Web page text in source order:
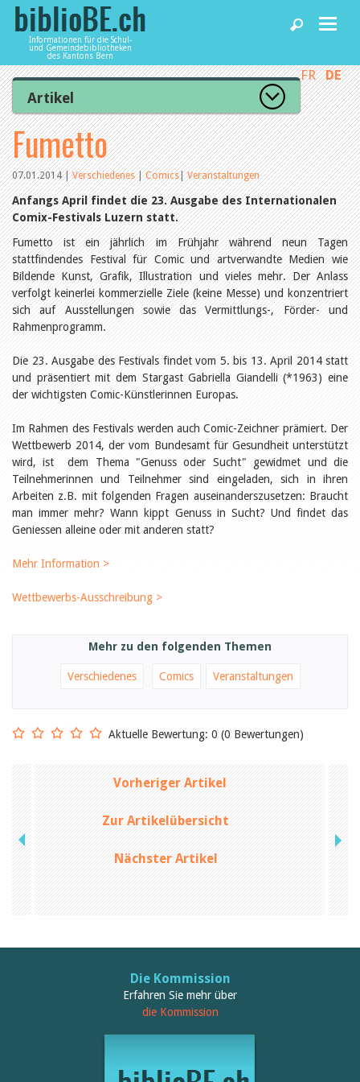
Informationen für die Schul-
und Gemeindebibliotheken
des Kantons Bern
Home
News und Fachbeiträge
Bibliotheken
Agenda
Dienstleistungen
biblioBE nutzen
FR DE
Artikel
Zur Artikelübersicht
Lesenswert
Gut bewertet
Kategorien
Aus dem Amt für Kultur
Aus der Kommission
Aus den Bibliotheken
Organisation
Raum und Infrastruktur
Bestand
Benutzung
Finanzen
Personal
Qualitätsmanagement
Öffentlichkeitsarbeit
Leseförderung
Aus aller Welt
Lesetipps
Tags
Aus- und Weiterbildung
Veranstaltungen
Kinder- und Jugendmedien
Bibliothek und Schule
Bibliotheksförderung
Einmalige Beiträge
Bibliosuisse
Alle Tags
Birgit Libiszewski
Sandra Dettwyler
Sibylle Birrer
Javier Lopez
Céline Graf
Felicitas Isler
Andrea Grichting
Therese von Weissenfluh
Nicole Rothen
Manuela Nyffeler-Lanker
Alle Autoren
Fumetto
07.01.2014|Verschiedenes|Comics|Veranstaltungen
Anfangs April findet die 23. Ausgabe des Internationalen
Comix-Festivals Luzern statt.
Fumetto ist ein jährlich im Frühjahr während neun Tagen
stattfindendes Festival für Comic und artverwandte Medien wie
Bildende Kunst, Grafik, Illustration und vieles mehr. Der Anlass
verfolgt keinerlei kommerzielle Ziele (keine Messe) und konzentriert
sich auf Ausstellungen sowie das Vermittlungs-, Förder- und
Rahmenprogramm.
Die 23. Ausgabe des Festivals findet vom 5. bis 13. April 2014 statt
und präsentiert mit dem Stargast Gabriella Giandelli (*1963) eine
der wichtigsten Comic-Künstlerinnen Europas.
Im Rahmen des Festivals werden auch Comic-Zeichner prämiert. Der
Wettbewerb 2014, der vom Bundesamt für Gesundheit unterstützt
wird, ist dem Thema "Genuss oder Sucht" gewidmet und die
Teilnehmerinnen und Teilnehmer sind eingeladen, sich in ihren
Arbeiten z.B. mit folgenden Fragen auseinanderszusetzen: Braucht
man immer mehr? Wann kippt Genuss in Sucht? Und findet das
Geniessen alleine oder mit anderen statt?
Mehr Information >
Wettbewerbs-Ausschreibung >
Mehr zu den folgenden Themen
Verschiedenes Comics Veranstaltungen
Aktuelle Bewertung: 0 (0 Bewertungen)
Vorheriger Artikel
Zur Artikelübersicht
Nächster Artikel
Die Kommission
Erfahren Sie mehr über
die Kommission